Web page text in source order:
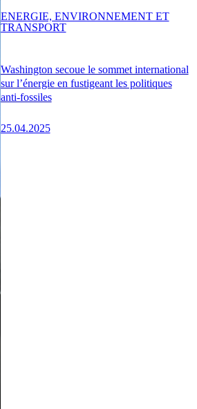
Washington secoue le sommet international
sur l’énergie en fustigeant les politiques
anti-fossiles
25.04.2025
ENERGIE, ENVIRONNEMENT ET
TRANSPORT